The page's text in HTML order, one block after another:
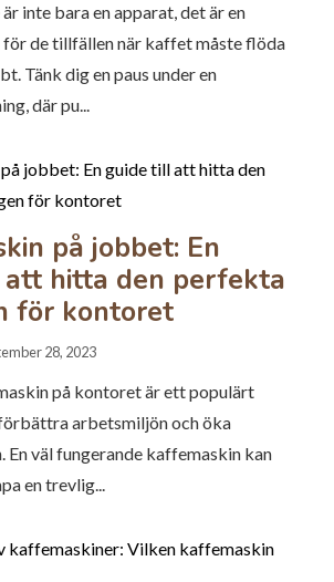
inte bara en apparat, det är en
för de tillfällen när kaffet måste flöda
Tänk dig en paus under en
där pu...
på jobbet: En
hitta den perfekta
för kontoret
28, 2023
på kontoret är ett populärt
arbetsmiljön och öka
väl fungerande kaffemaskin kan
en trevlig...